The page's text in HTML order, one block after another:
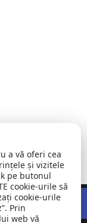
SRL
a vă oferi cea
și vizitele
pe butonul
cookie-urile să
cookie-urile
Prin
web vă